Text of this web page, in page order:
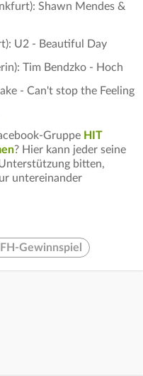
Shawn Mendes &
U2 - Beautiful Day
Tim Bendzko - Hoch
- Can't stop the Feeling
Gruppe HIT
? Hier kann jeder seine
bitten,
untereinander
Gewinnspiel